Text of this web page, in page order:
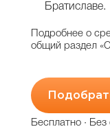
Братиславе.
Подробнее о
общий раздел
Бесплатно · Без